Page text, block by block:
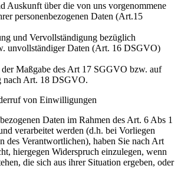
Auskunft über die von uns vorgenommene
personenbezogenen Daten (Art.15
und Vervollständigung bezüglich
unvollständiger Daten (Art. 16 DSGVO)
Maßgabe des Art 17 SGGVO bzw. auf
nach Art. 18 DSGVO.
von Einwilligungen
Daten im Rahmen des Art. 6 Abs 1
verarbeitet werden (d.h. bei Vorliegen
des Verantwortlichen), haben Sie nach Art
hiergegen Widerspruch einzulegen, wenn
die sich aus ihrer Situation ergeben, oder